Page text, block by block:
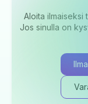
Aloita ilmaiseksi
Jos sinulla on